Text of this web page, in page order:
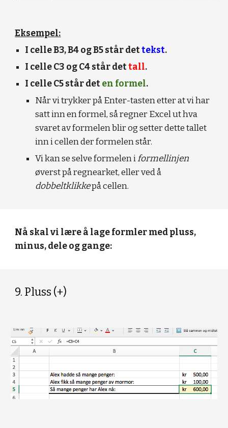
Eksempel:
I celle B3, B4 og B5 står det tekst.
I celle C3 og C4 står det tall.
I celle C5 står det en formel.
Når vi trykker på Enter-tasten etter at vi har
satt inn en formel, så regner Excel ut hva
svaret av formelen blir og setter dette tallet
inn i cellen der formelen står.
Vi kan se selve formelen i formellinjen
dobbeltklikke på cellen.
Nå skal vi lære å lage formler med pluss,
minus, dele og gange:
9. Pluss (+)